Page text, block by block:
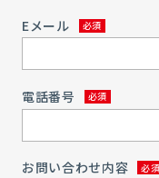
Eメール
電話番号
お問い合わせ内容